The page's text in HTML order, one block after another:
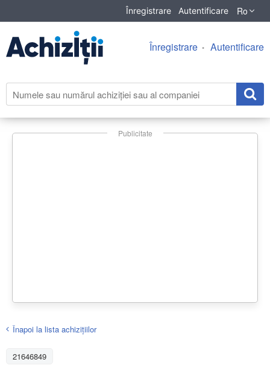
Înregistrare Autentificare Ro
Înregistrare Autentificare
Publicitate
Înapoi la lista achiziţiilor
21646849